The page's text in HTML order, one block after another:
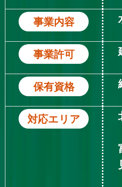
事業内容
事業許可
保有資格
対応エリア